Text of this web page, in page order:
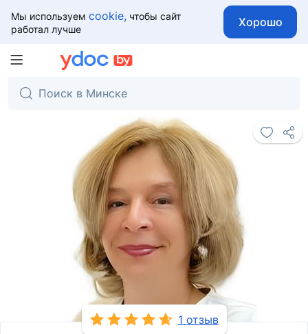
Мы используем cookie, чтобы сайт
работал лучше
Хорошо
1 отзыв